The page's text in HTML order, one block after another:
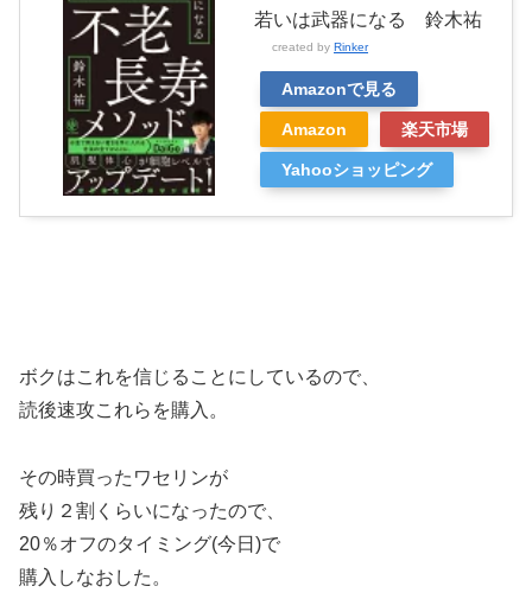
若いは武器になる 鈴木祐
created by Rinker
Amazonで見る
Amazon 楽天市場
Yahooショッピング
ボクはこれを信じることにしているので、
読後速攻これらを購入。
その時買ったワセリンが
残り２割くらいになったので、
20％オフのタイミング(今日)で
購入しなおした。